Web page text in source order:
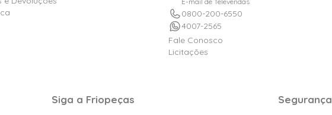
0800-200-6550
4007-2565
Fale Conosco
Licitações
Siga a Friopeças Segurança